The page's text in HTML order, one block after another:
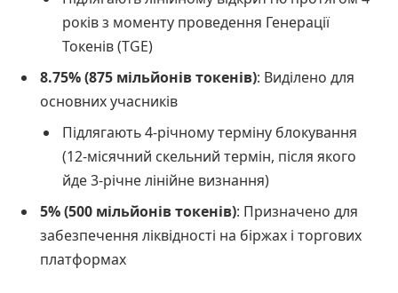
років з моменту проведення Генерації
Токенів (TGE)
8.75% (875 мільйонів токенів): Виділено для
основних учасників
Підлягають 4-річному терміну блокування
(12-місячний скельний термін, після якого
йде 3-річне лінійне визнання)
5% (500 мільйонів токенів): Призначено для
забезпечення ліквідності на біржах і торгових
платформах